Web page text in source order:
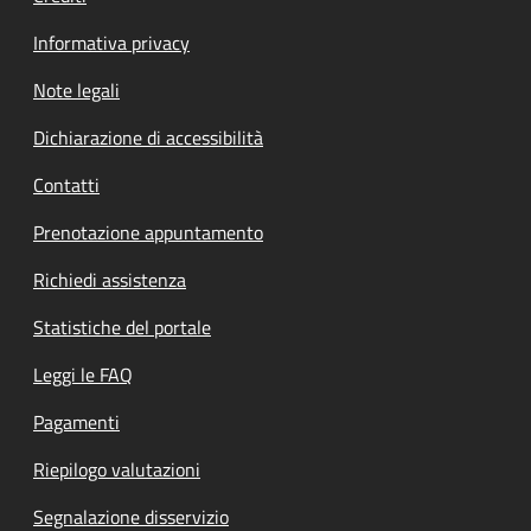
Informativa privacy
Note legali
Dichiarazione di accessibilità
Contatti
Prenotazione appuntamento
Richiedi assistenza
Statistiche del portale
Leggi le FAQ
Pagamenti
Riepilogo valutazioni
Segnalazione disservizio